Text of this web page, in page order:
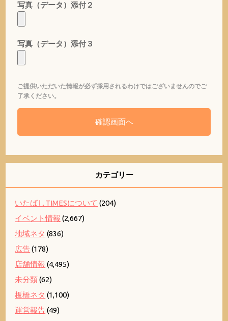
写真（データ）添付２
写真（データ）添付３
ご提供いただいた情報が必ず採用されるわけではございませんのでご
了承ください。
カテゴリー
いたばしTIMESについて (204)
イベント情報 (2,667)
地域ネタ (836)
広告(178)
店舗情報 (4,495)
未分類(62)
板橋ネタ (1,100)
運営報告(49)